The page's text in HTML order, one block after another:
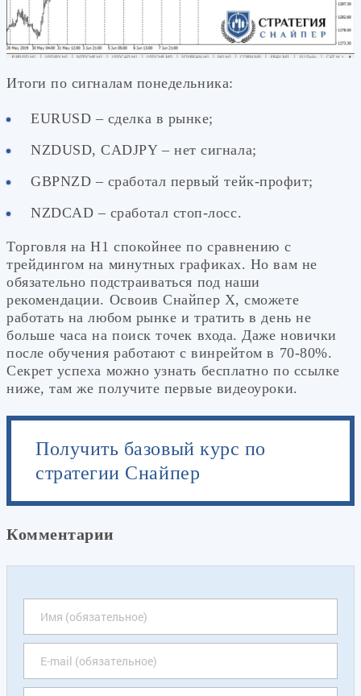
Итоги по сигналам понедельника:
EURUSD – сделка в рынке;
NZDUSD, CADJPY – нет сигнала;
GBPNZD – сработал первый тейк-профит;
NZDCAD – сработал стоп-лосс.
Торговля на Н1 спокойнее по сравнению с
трейдингом на минутных графиках. Но вам не
обязательно подстраиваться под наши
рекомендации. Освоив Снайпер Х, сможете
работать на любом рынке и тратить в день не
больше часа на поиск точек входа. Даже новички
после обучения работают с винрейтом в 70-80%.
Секрет успеха можно узнать бесплатно по ссылке
ниже, там же получите первые видеоуроки.
Получить базовый курс по
стратегии Снайпер
Комментарии